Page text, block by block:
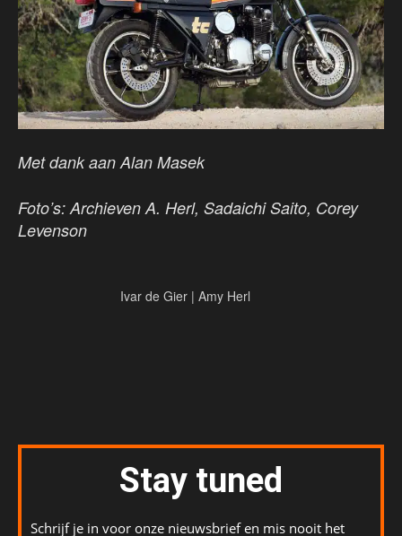
Met dank aan Alan Masek
Foto’s: Archieven A. Herl, Sadaichi Saito, Corey
Levenson
Ivar de Gier | Amy Herl
Stay tuned
Schrijf je in voor onze nieuwsbrief en mis nooit het